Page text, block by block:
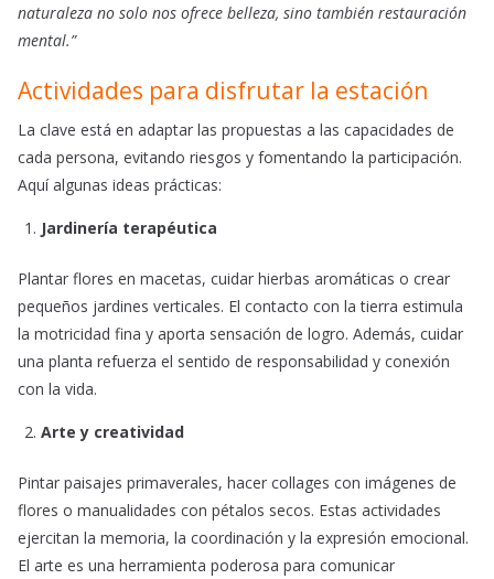
naturaleza no solo nos ofrece belleza, sino también restauración
mental.”
Actividades para disfrutar la estación
La clave está en adaptar las propuestas a las capacidades de
cada persona, evitando riesgos y fomentando la participación.
Aquí algunas ideas prácticas:
Jardinería terapéutica
Plantar flores en macetas, cuidar hierbas aromáticas o crear
pequeños jardines verticales. El contacto con la tierra estimula
la motricidad fina y aporta sensación de logro. Además, cuidar
una planta refuerza el sentido de responsabilidad y conexión
con la vida.
Arte y creatividad
Pintar paisajes primaverales, hacer collages con imágenes de
flores o manualidades con pétalos secos. Estas actividades
ejercitan la memoria, la coordinación y la expresión emocional.
El arte es una herramienta poderosa para comunicar